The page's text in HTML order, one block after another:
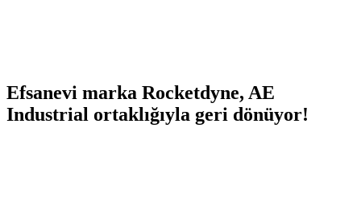
Efsanevi marka Rocketdyne, AE
Industrial ortaklığıyla geri dönüyor!